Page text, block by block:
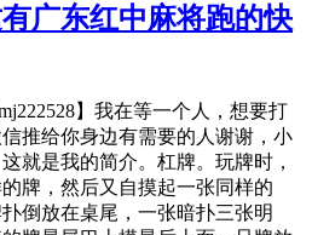
广东红中麻将跑的快
】我在等一个人，想要打
推给你身边有需要的人谢谢，小
就是我的简介。杠牌。玩牌时，
牌，然后又自摸起一张同样的
倒放在桌尾，一张暗扑三张明